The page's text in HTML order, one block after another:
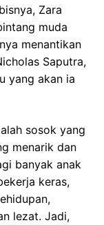
Zara
muda
menantikan
Saputra,
yang akan ia
sosok yang
menarik dan
banyak anak
keras,
lezat. Jadi,